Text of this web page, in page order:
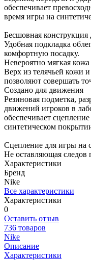
обеспечивает
время игры на
Бесшовная
Удобная подкладка
комфортную посадку.
Невероятно мягкая кожа
Верх из телячьей кожи
позволяют совершать
Создано для движения
Резиновая подметка,
движений игроков в
обеспечивает
синтетическом
Сцепление для игры на
Не оставляющая следов
Характеристики
Бренд
Nike
Все характеристики
Характеристики
0
Оставить отзыв
736 товаров
Nike
Описание
Характеристики